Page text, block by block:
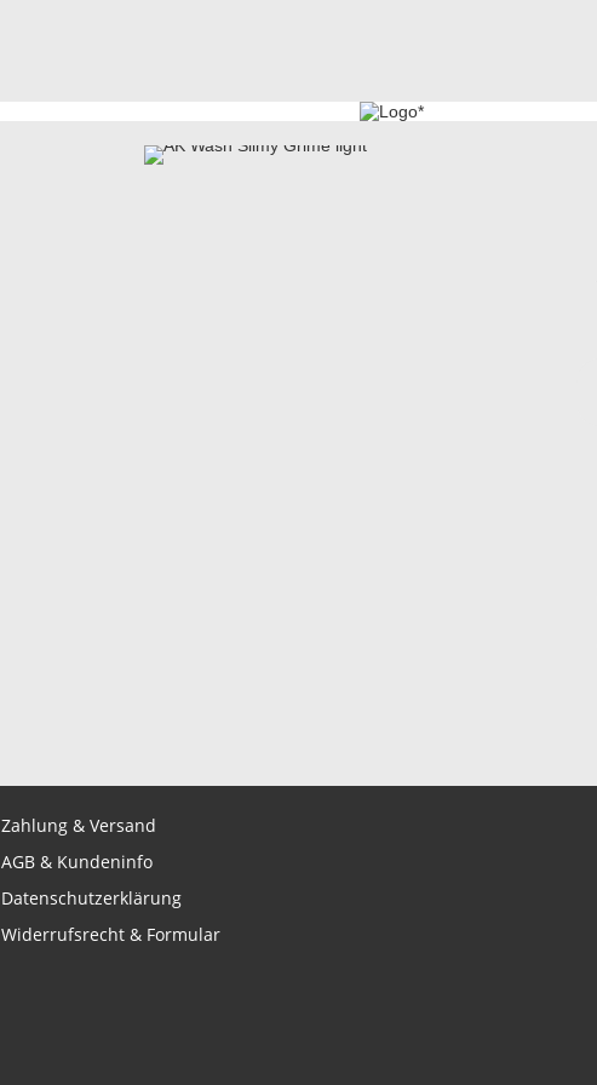
Zahlung & Versand
AGB & Kundeninfo
Datenschutzerklärung
Widerrufsrecht & Formular